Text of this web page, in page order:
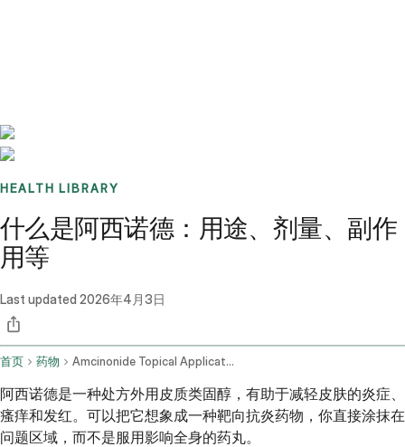
HEALTH LIBRARY
什么是阿西诺德：用途、剂量、副作
用等
Last updated 2026年4月3日
首页 药物 Amcinonide Topical Application Route
阿西诺德是一种处方外用皮质类固醇，有助于减轻皮肤的炎症、
瘙痒和发红。可以把它想象成一种靶向抗炎药物，你直接涂抹在
问题区域，而不是服用影响全身的药丸。